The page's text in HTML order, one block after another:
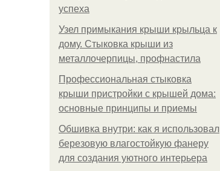
успеха
Узел примыкания крыши крыльца к
дому. Стыковка крыши из
металлочерпицы, профнастила
Профессиональная стыковка
крыши пристройки с крышей дома:
основные принципы и приемы
Обшивка внутри: как я использовал
березовую влагостойкую фанеру
для создания уютного интерьера